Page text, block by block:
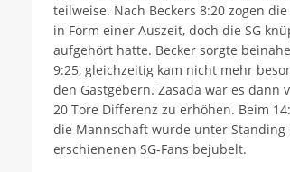
teilweise. Nach Beckers 8:20 zogen
in Form einer Auszeit, doch die SG
aufgehört hatte. Becker sorgte
9:25, gleichzeitig kam nicht mehr
den Gastgebern. Zasada war es dann
20 Tore Differenz zu erhöhen. Beim
die Mannschaft wurde unter Standing
erschienenen SG-Fans bejubelt.